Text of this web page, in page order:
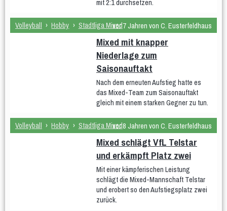
mit 2:1 durchsetzen.
Volleyball › Hobby › Stadtliga Mixedvor 7 Jahren von C. Eusterfeldhaus
Mixed mit knapper
Niederlage zum
Saisonauftakt
Nach dem erneuten Aufstieg hatte es
das Mixed-Team zum Saisonauftakt
gleich mit einem starken Gegner zu tun.
Volleyball › Hobby › Stadtliga Mixedvor 8 Jahren von C. Eusterfeldhaus
Mixed schlägt VfL Telstar
und erkämpft Platz zwei
Mit einer kämpferischen Leistung
schlägt die Mixed-Mannschaft Telstar
und erobert so den Aufstiegsplatz zwei
zurück.